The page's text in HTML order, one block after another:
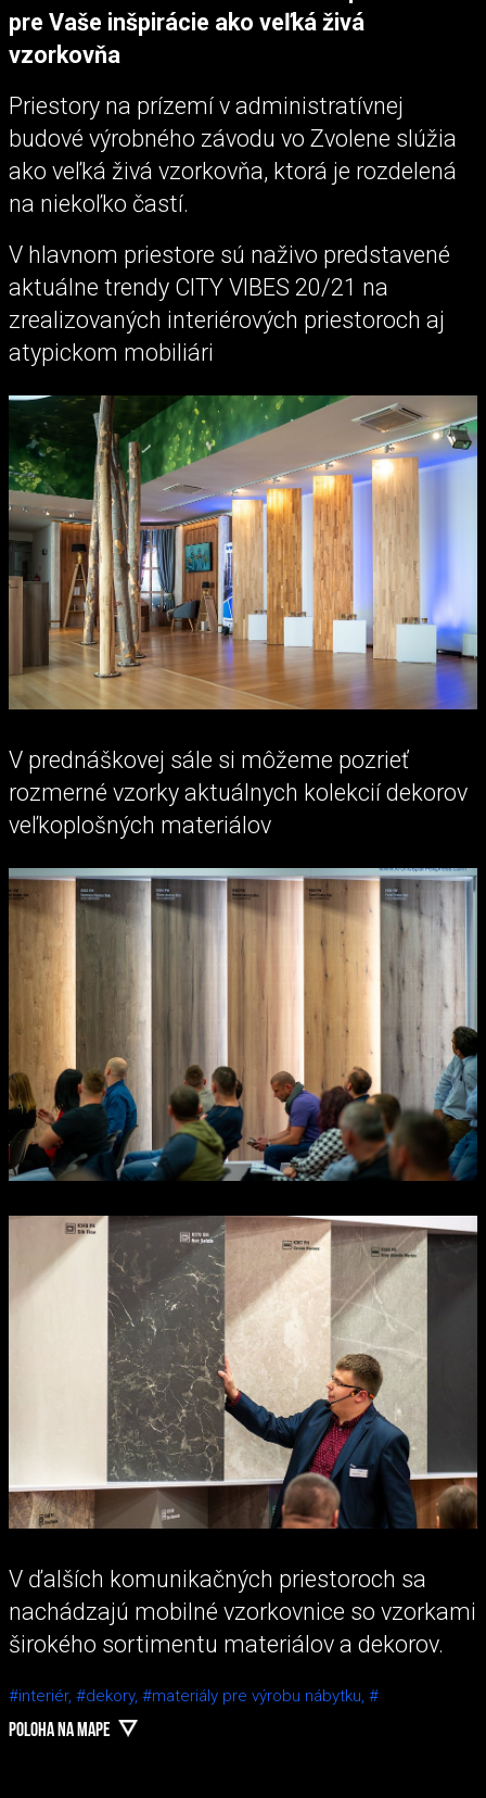
pre Vaše inšpirácie ako veľká živá
vzorkovňa
Priestory na prízemí v administratívnej
budové výrobného závodu vo Zvolene slúžia
ako veľká živá vzorkovňa, ktorá je rozdelená
na niekoľko častí.
V hlavnom priestore sú naživo predstavené
aktuálne trendy CITY VIBES 20/21 na
zrealizovaných interiérových priestoroch aj
atypickom mobiliári
V prednáškovej sále si môžeme pozrieť
rozmerné vzorky aktuálnych kolekcií dekorov
veľkoplošných materiálov
V ďalších komunikačných priestoroch sa
nachádzajú mobilné vzorkovnice so vzorkami
širokého sortimentu materiálov a dekorov.
#interiér, #dekory, #materiály pre výrobu nábytku, #
POLOHA NA MAPE